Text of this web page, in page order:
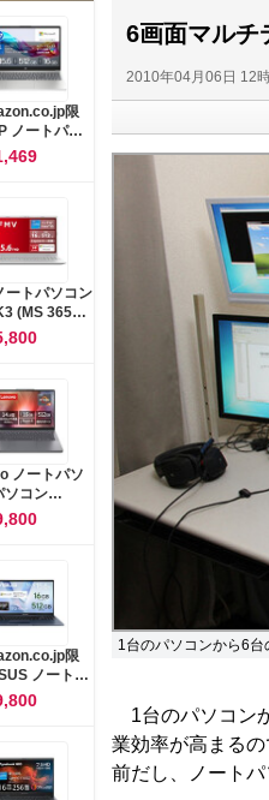
6画面マルチ
2010年04月06日 12
1台のパソコンから6台
1台のパソコン
業効率が高まる
前だし、ノートパ
限
ノートパソ
fd 15.6イン
テル Core 5
モリ16GB
11
Office
載 WPS
載 カメラシ
指紋認証 薄
キー搭載
ルシルバー
ートパソコン
(MS 365
Copilotキ
/Win 11/15.6
SSD
ホワイト)
ノートパソ
ソコン
Slim 3 14.0
AMD
5 8640HS
365 試用
バッ
駆動12.6時間
ルナグレ
ノー
限
ノートパ
Vivobook 15
15.6イ
Ryzen 7
リ16GB
365